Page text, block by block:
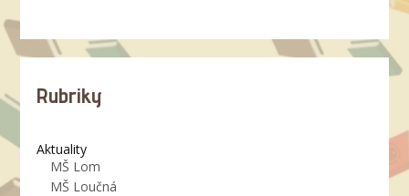
Rubriky
Aktuality
MŠ Lom
MŠ Loučná